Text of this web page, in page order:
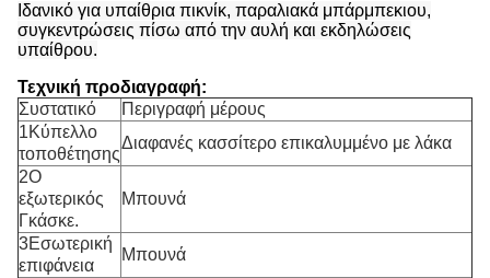
Ιδανικό για υπαίθρια πικνίκ, παραλιακά μπάρμπεκιου,
συγκεντρώσεις πίσω από την αυλή και εκδηλώσεις
υπαίθρου.
Τεχνική προδιαγραφή:
Συστατικό
Περιγραφή μέρους
1Κύπελλο
τοποθέτησης
Διαφανές κασσίτερο επικαλυμμένο με λάκα
2Ο
εξωτερικός
Γκάσκε.
Μπουνά
3Εσωτερική
επιφάνεια
Μπουνά